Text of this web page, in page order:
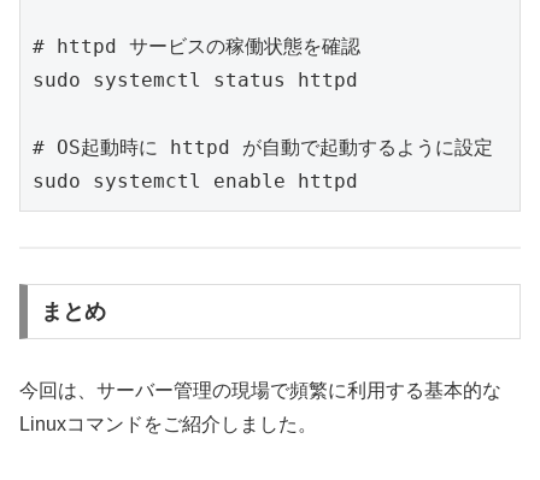
# httpd サービスの稼働状態を確認
sudo systemctl status httpd
# OS起動時に httpd が自動で起動するように設定
まとめ
今回は、サーバー管理の現場で頻繁に利用する基本的な
Linuxコマンドをご紹介しました。